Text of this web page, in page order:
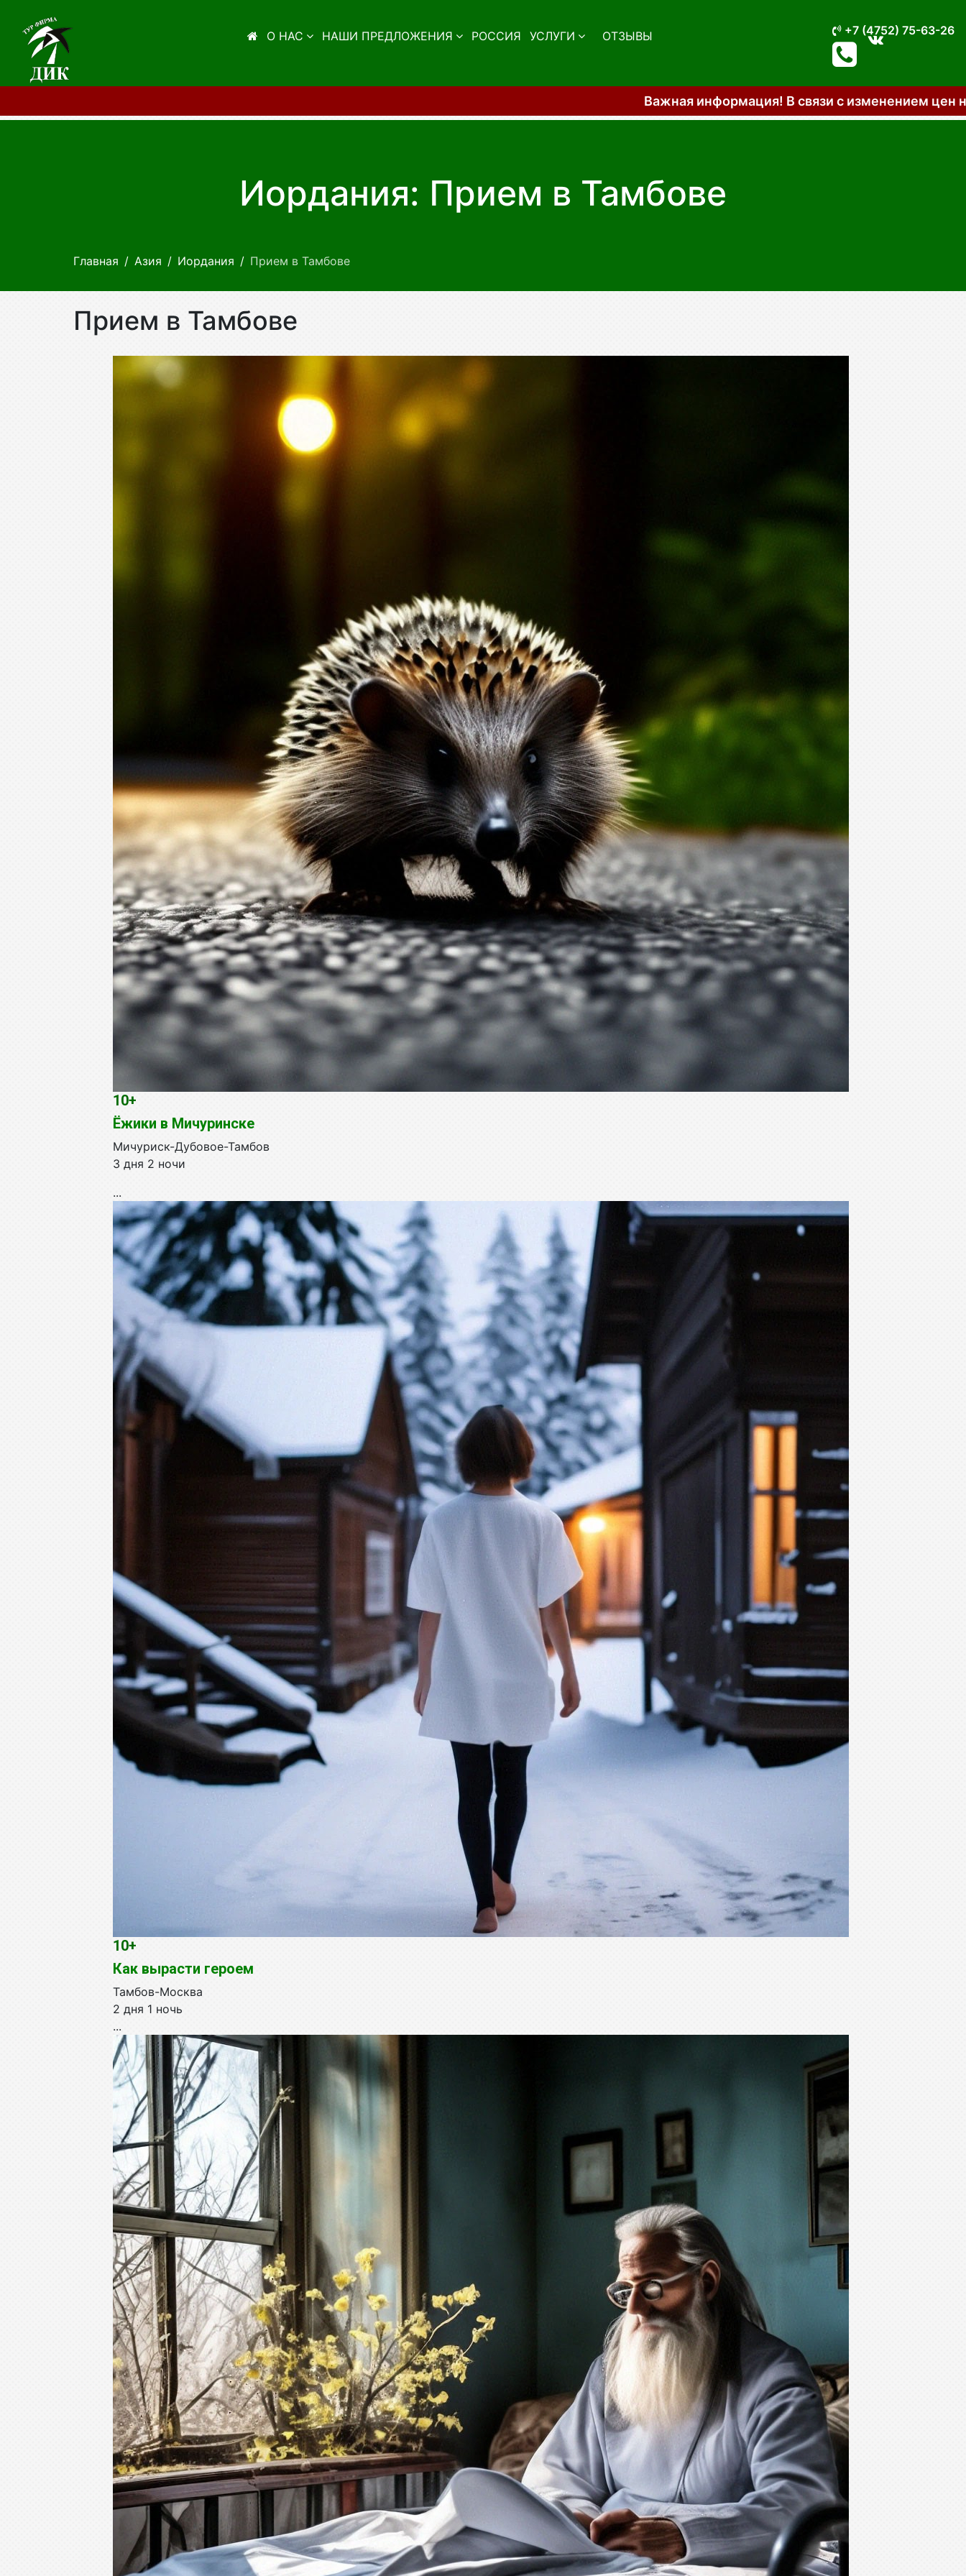
О НАС НАШИ ПРЕДЛОЖЕНИЯ РОССИЯ УСЛУГИ ОТЗЫВЫ +7 (4752) 75-63-26
Важная информация! В связи с изменением цен на отдельные услуги
Иордания: Прием в Тамбове
Главная Азия Иордания Прием в Тамбове
Прием в Тамбове
10+
Ёжики в Мичуринске
Мичуриск-Дубовое-Тамбов
3 дня 2 ночи
...
10+
Как вырасти героем
Тамбов-Москва
2 дня 1 ночь
...